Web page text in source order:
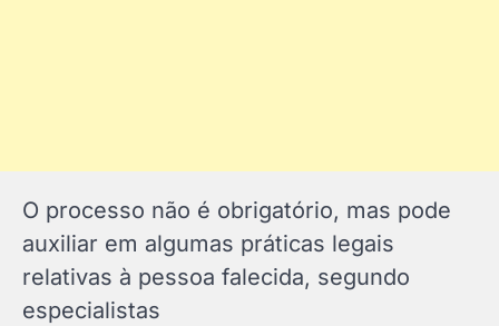
O processo não é obrigatório, mas pode
auxiliar em algumas práticas legais
relativas à pessoa falecida, segundo
especialistas